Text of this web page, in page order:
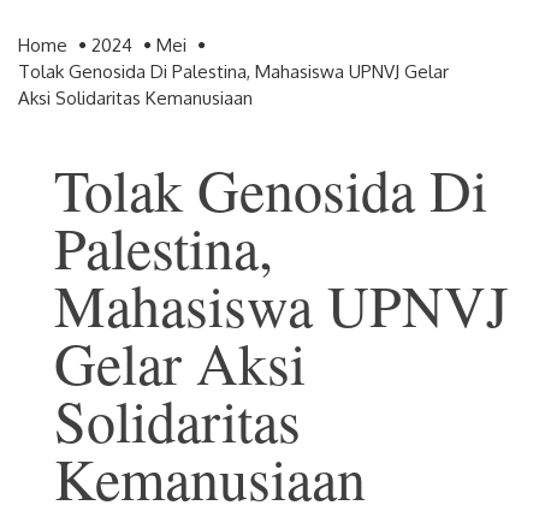
Home 2024
Mei
Tolak Genosida Di Palestina, Mahasiswa UPNVJ Gelar
Aksi Solidaritas Kemanusiaan
Tolak Genosida Di
Palestina,
Mahasiswa UPNVJ
Gelar Aksi
Solidaritas
Kemanusiaan